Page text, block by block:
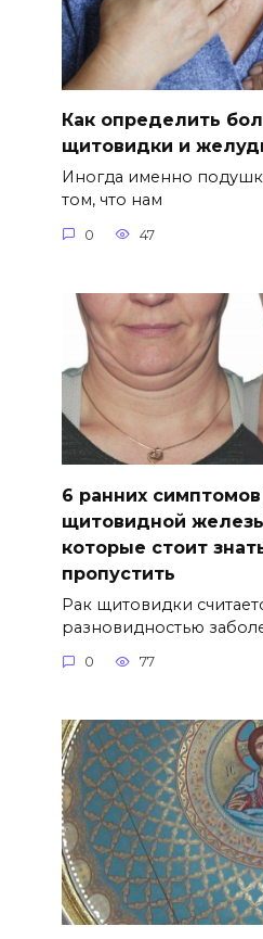
Как определить
щитовидки и
Иногда именно
том, что нам
0 47
6 ранних симптомов
щитовидной
которые стоит
пропустить
Рак щитовидки
разновидностью
0 77